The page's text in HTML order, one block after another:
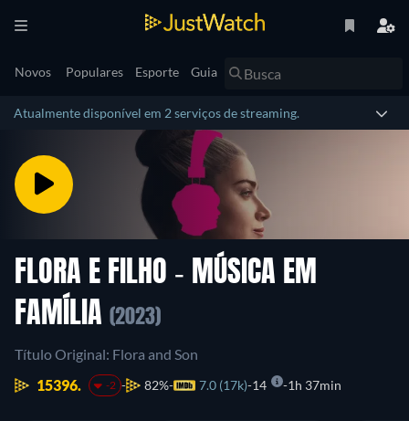
Novos Populares Esporte Guia
Atualmente disponível em 2 serviços de streaming.
FLORA E FILHO - MÚSICA EM
FAMÍLIA (2023)
Título Original: Flora and Son
15396.
-2 82% 7.0 (17k) 14 1h 37min